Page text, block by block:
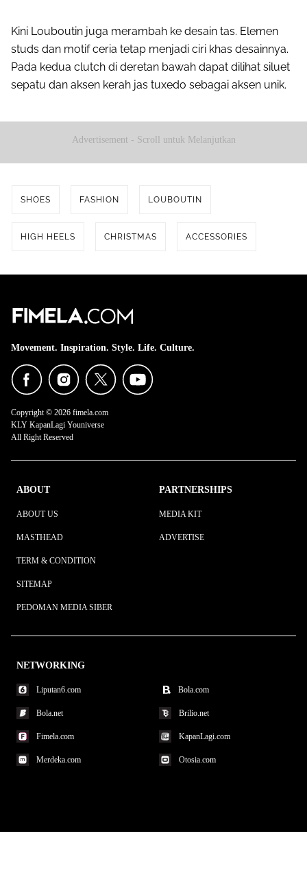
Kini Louboutin juga merambah ke desain tas. Elemen
studs dan motif ceria tetap menjadi ciri khas desainnya.
Pada kedua clutch di deretan bawah dapat dilihat siluet
sepatu dan aksen kerah jas tuxedo sebagai aksen unik.
Advertisement - Scroll untuk Melanjutkan
SHOES FASHION LOUBOUTIN
HIGH HEELS CHRISTMAS ACCESSORIES
Movement. Inspiration. Style. Life. Culture.
Copyright © 2026 fimela.com
KLY KapanLagi Youniverse
All Right Reserved
ABOUT
ABOUT US
MASTHEAD
TERM & CONDITION
SITEMAP
PEDOMAN MEDIA SIBER
PARTNERSHIPS
MEDIA KIT
ADVERTISE
NETWORKING
Liputan6.com Bola.com
Bola.net Brilio.net
Fimela.com KapanLagi.com
Merdeka.com Otosia.com